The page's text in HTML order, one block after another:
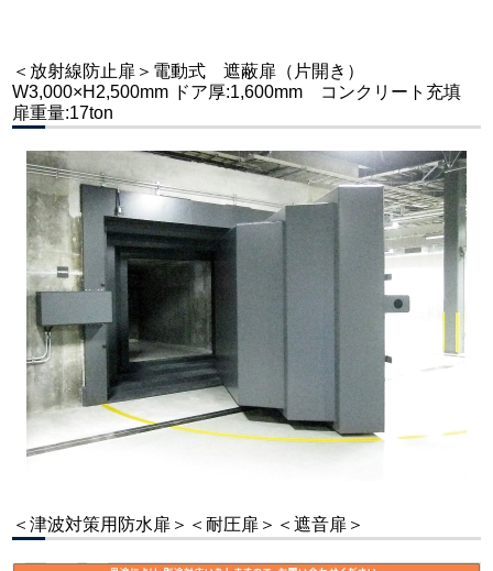
＜放射線防止扉＞電動式 遮蔽扉（片開き）
W3,000×H2,500mm ドア厚:1,600mm コンクリート充填
扉重量:17ton
＜津波対策用防水扉＞＜耐圧扉＞＜遮音扉＞